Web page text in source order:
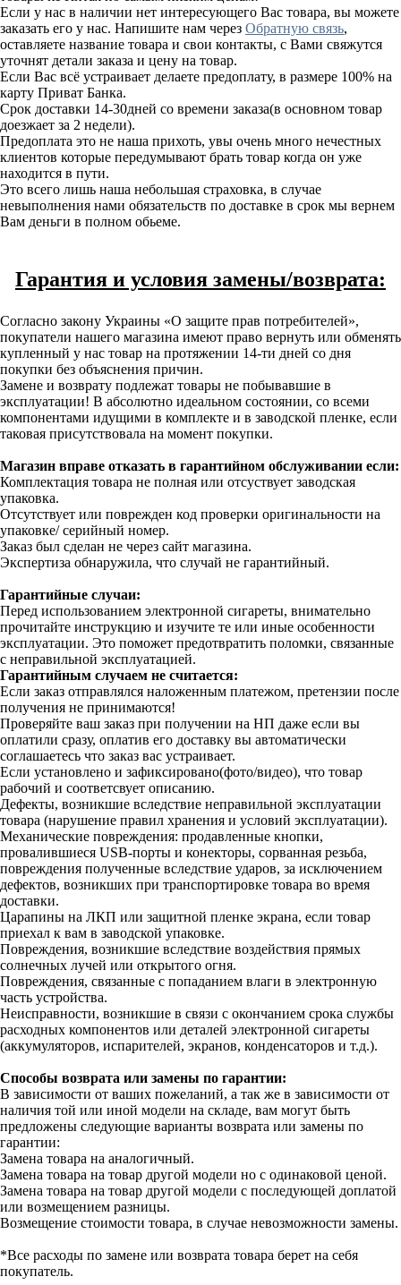
Если у нас в наличии нет интересующего Вас товара, вы можете
заказать его у нас. Напишите нам через Обратную связь,
оставляете название товара и свои контакты, с Вами свяжутся
уточнят детали заказа и цену на товар.
Если Вас всё устраивает делаете предоплату, в размере 100% на
карту Приват Банка.
Срок доставки 14-30дней со времени заказа(в основном товар
доезжает за 2 недели).
Предоплата это не наша прихоть, увы очень много нечестных
клиентов которые передумывают брать товар когда он уже
находится в пути.
Это всего лишь наша небольшая страховка, в случае
невыполнения нами обязательств по доставке в срок мы вернем
Вам деньги в полном обьеме.
Гарантия и условия замены/возврата:
Согласно закону Украины «О защите прав потребителей»,
покупатели нашего магазина имеют право вернуть или обменять
купленный у нас товар на протяжении 14-ти дней со дня
покупки без объяснения причин.
Замене и возврату подлежат товары не побывавшие в
эксплуатации! В абсолютно идеальном состоянии, со всеми
компонентами идущими в комплекте и в заводской пленке, если
таковая присутствовала на момент покупки.
Магазин вправе отказать в гарантийном обслуживании если:
Комплектация товара не полная или отсуствует заводская
упаковка.
Отсутствует или поврежден код проверки оригинальности на
упаковке/ серийный номер.
Заказ был сделан не через сайт магазина.
Экспертиза обнаружила, что случай не гарантийный.
Гарантийные случаи:
Перед использованием электронной сигареты, внимательно
прочитайте инструкцию и изучите те или иные особенности
эксплуатации. Это поможет предотвратить поломки, связанные
с неправильной эксплуатацией.
Гарантийным случаем не считается:
Если заказ отправлялся наложенным платежом, претензии после
получения не принимаются!
Проверяйте ваш заказ при получении на НП даже если вы
оплатили сразу, оплатив его доставку вы автоматически
соглашаетесь что заказ вас устраивает.
Если установлено и зафиксировано(фото/видео), что товар
рабочий и соответсвует описанию.
Дефекты, возникшие вследствие неправильной эксплуатации
товара (нарушение правил хранения и условий эксплуатации).
Механические повреждения: продавленные кнопки,
провалившиеся USB-порты и конекторы, сорванная резьба,
повреждения полученные вследствие ударов, за исключением
дефектов, возникших при транспортировке товара во время
доставки.
Царапины на ЛКП или защитной пленке экрана, если товар
приехал к вам в заводской упаковке.
Повреждения, возникшие вследствие воздействия прямых
солнечных лучей или открытого огня.
Повреждения, связанные с попаданием влаги в электронную
часть устройства.
Неисправности, возникшие в связи с окончанием срока службы
расходных компонентов или деталей электронной сигареты
(аккумуляторов, испарителей, экранов, конденсаторов и т.д.).
Способы возврата или замены по гарантии:
В зависимости от ваших пожеланий, а так же в зависимости от
наличия той или иной модели на складе, вам могут быть
предложены следующие варианты возврата или замены по
гарантии:
Замена товара на аналогичный.
Замена товара на товар другой модели но с одинаковой ценой.
Замена товара на товар другой модели с последующей доплатой
или возмещением разницы.
Возмещение стоимости товара, в случае невозможности замены.
*Все расходы по замене или возврата товара берет на себя
покупатель.